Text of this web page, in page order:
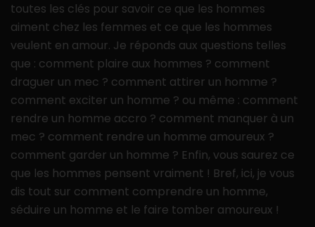
toutes les clés pour savoir ce que les hommes
aiment chez les femmes et ce que les hommes
veulent en amour. Je réponds aux questions telles
que : comment plaire aux hommes ? comment
draguer un mec ? comment attirer un homme ?
comment exciter un homme ? ou même : comment
rendre un homme accro ? comment manquer à un
mec ? comment rendre un homme amoureux ?
comment garder un homme ? Enfin, vous saurez ce
que les hommes pensent vraiment ! Bref, ici, je vous
dis tout sur comment comprendre un homme,
séduire un homme et le faire tomber amoureux !